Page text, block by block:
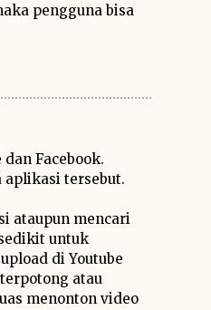
pengguna bisa
Facebook.
aplikasi tersebut.
ataupun mencari
untuk
di Youtube
atau
menonton video